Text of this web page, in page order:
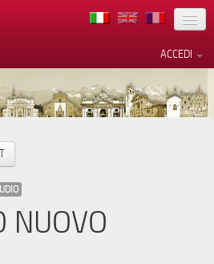
ACCEDI
NUOVO
relative alla